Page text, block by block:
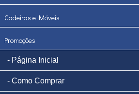
Cadeiras e Móveis
Promoções
Página Inicial
Como Comprar